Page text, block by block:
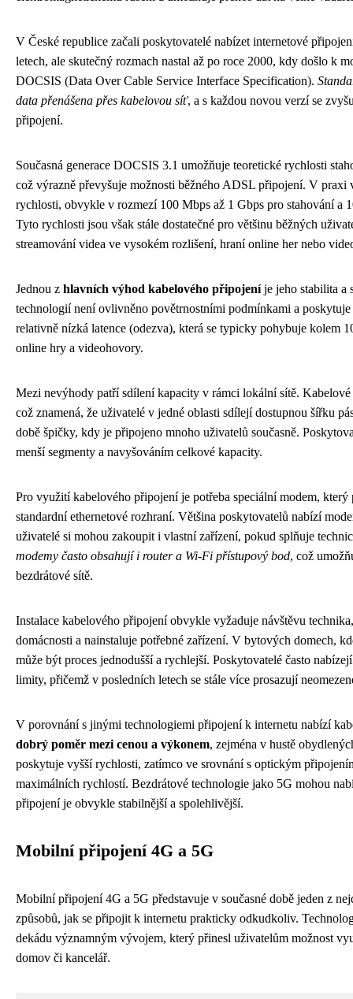
V České republice začali poskytovatelé nabízet internetové
letech, ale skutečný rozmach nastal až po roce 2000, kdy došlo k
DOCSIS (Data Over Cable Service Interface Specification).
data přenášena přes kabelovou síť, a s každou novou verzí se
připojení.
Současná generace DOCSIS 3.1 umožňuje teoretické rychlosti
což výrazně převyšuje možnosti běžného ADSL připojení. V praxi
rychlosti, obvykle v rozmezí 100 Mbps až 1 Gbps pro stahování a
Tyto rychlosti jsou však stále dostatečné pro většinu běžných
streamování videa ve vysokém rozlišení, hraní online her nebo
Jednou z hlavních výhod kabelového připojeníje jeho stabilita a
technologií není ovlivněno povětrnostními podmínkami a
relativně nízká latence (odezva), která se typicky pohybuje kolem
online hry a videohovory.
Mezi nevýhody patří sdílení kapacity v rámci lokální sítě.
což znamená, že uživatelé v jedné oblasti sdílejí dostupnou šířku
době špičky, kdy je připojeno mnoho uživatelů současně.
menší segmenty a navyšováním celkové kapacity.
Pro využití kabelového připojení je potřeba speciální modem,
standardní ethernetové rozhraní. Většina poskytovatelů nabízí
uživatelé si mohou zakoupit i vlastní zařízení, pokud splňuje
modemy často obsahují i router a Wi-Fi přístupový bod, což
bezdrátové sítě.
Instalace kabelového připojení obvykle vyžaduje návštěvu
domácnosti a nainstaluje potřebné zařízení. V bytových domech,
může být proces jednodušší a rychlejší. Poskytovatelé často
limity, přičemž v posledních letech se stále více prosazují
V porovnání s jinými technologiemi připojení k internetu nabízí
dobrý poměr mezi cenou a výkonem, zejména v hustě
poskytuje vyšší rychlosti, zatímco ve srovnání s optickým
maximálních rychlostí. Bezdrátové technologie jako 5G mohou
připojení je obvykle stabilnější a spolehlivější.
Mobilní připojení 4G a 5G
Mobilní připojení 4G a 5G představuje v současné době jeden z
způsobů, jak se připojit k internetu prakticky odkudkoliv.
dekádu významným vývojem, který přinesl uživatelům možnost
domov či kancelář.